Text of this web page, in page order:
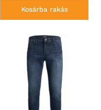
Kosárba rakás